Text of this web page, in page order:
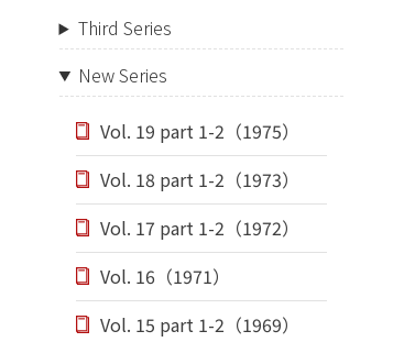
Third Series
New Series
Vol. 19 part 1-2（1975）
Vol. 18 part 1-2（1973）
Vol. 17 part 1-2（1972）
Vol. 16（1971）
Vol. 15 part 1-2（1969）